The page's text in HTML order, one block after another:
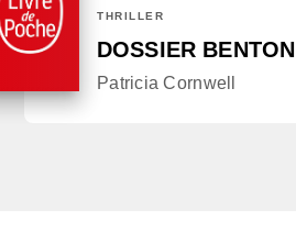
THRILLER
DOSSIER BENTON
Patricia Cornwell